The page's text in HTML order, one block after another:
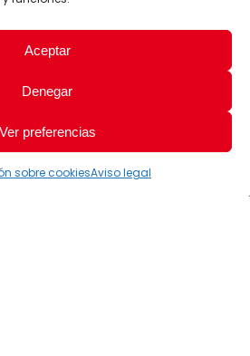
Aceptar
Denegar
Ver preferencias
sobre cookiesAviso legal